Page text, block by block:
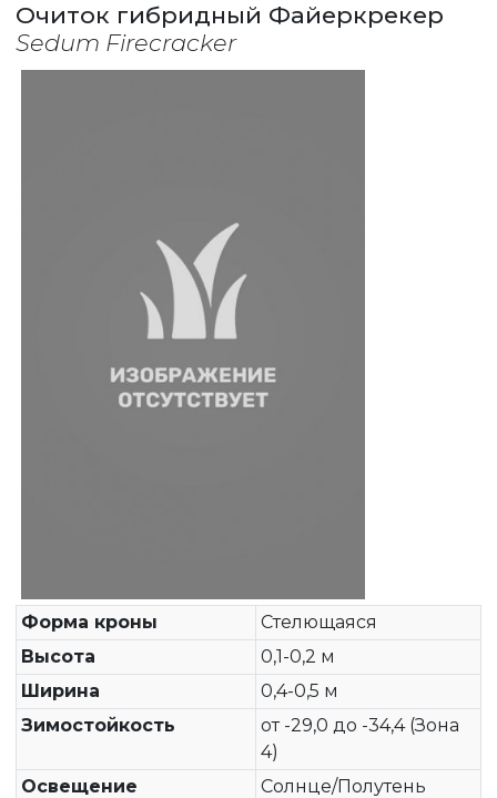
Очиток гибридный Файеркрекер
Sedum Firecracker
Форма кроны
Стелющаяся
Высота
0,1-0,2 м
Ширина
0,4-0,5 м
Зимостойкость
от -29,0 до -34,4 (Зона
4)
Освещение
Солнце/Полутень